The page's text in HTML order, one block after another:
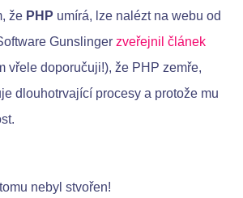
že PHP umírá, lze nalézt na webu od
Gunslinger zveřejnil článek
vřele doporučuji!), že PHP zemře,
dlouhotrvající procesy a protože mu
nebyl stvořen!